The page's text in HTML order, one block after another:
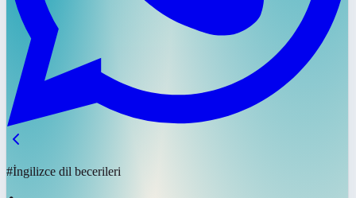
#İngilizce dil becerileri